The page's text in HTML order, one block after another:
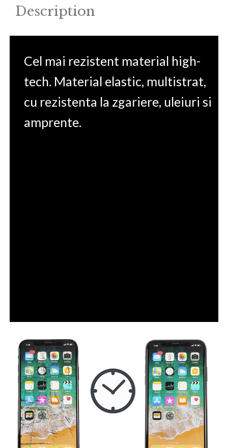
Description
Cel mai rezistent material high-
tech. Material elastic, multistrat,
cu rezistenta la zgariere, uleiuri si
amprente.